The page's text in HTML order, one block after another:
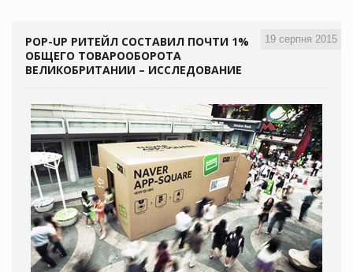
19 серпня 2015
POP-UP РИТЕЙЛ СОСТАВИЛ ПОЧТИ 1%
ОБЩЕГО ТОВАРООБОРОТА
ВЕЛИКОБРИТАНИИ – ИССЛЕДОВАНИЕ